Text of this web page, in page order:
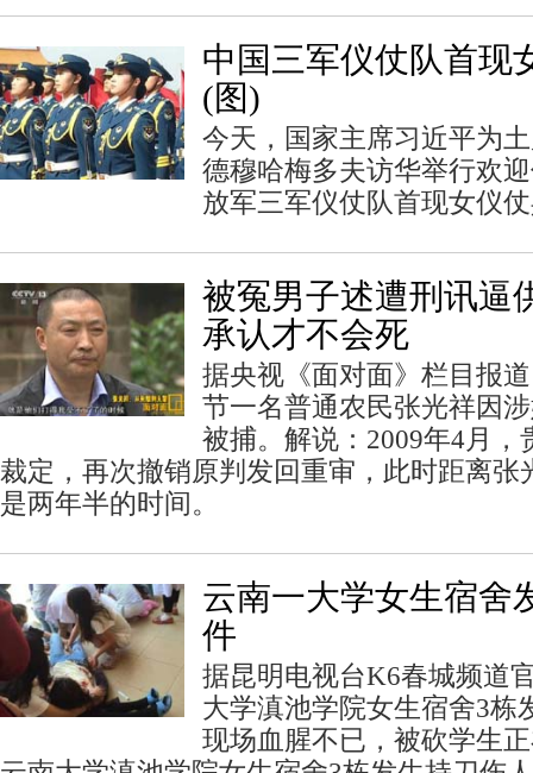
中国三军仪仗队首现
(图)
今天，国家主席习近平为
德穆哈梅多夫访华举行欢
放军三军仪仗队首现女仪
被冤男子述遭刑讯逼
承认才不会死
据央视《面对面》栏目报
节一名普通农民张光祥因
被捕。解说：2009年4月，
裁定，再次撤销原判发回重审，此时距离张
是两年半的时间。
云南一大学女生宿舍
件
据昆明电视台K6春城频道
大学滇池学院女生宿舍3栋
现场血腥不已，被砍学生